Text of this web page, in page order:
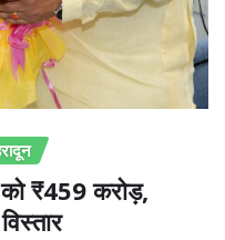
को ₹459 करोड़,